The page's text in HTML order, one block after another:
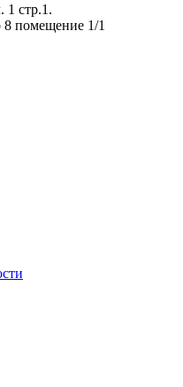
1 стр.1.
8 помещение 1/1